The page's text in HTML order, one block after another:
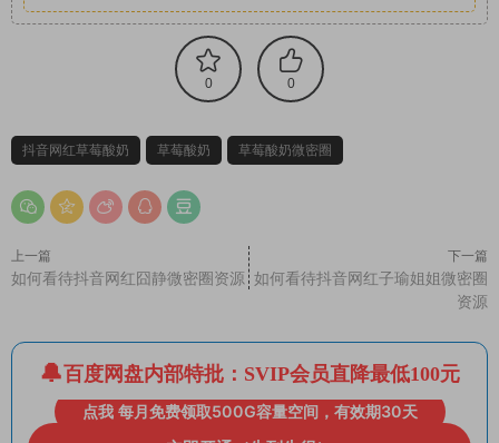
0 0
抖音网红草莓酸奶 草莓酸奶 草莓酸奶微密圈
上一篇
如何看待抖音网红囧静微密圈资源
下一篇
如何看待抖音网红子瑜姐姐微密圈
资源
百度网盘内部特批：SVIP会员直降最低100元
点我 每月免费领取500G容量空间，有效期30天